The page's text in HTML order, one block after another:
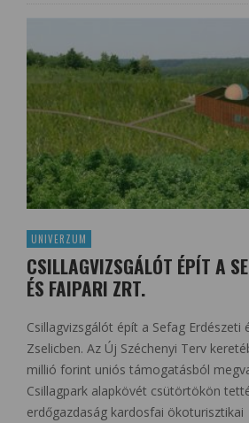
UNIVERZUM
CSILLAGVIZSGÁLÓT ÉPÍT A
ÉS FAIPARI ZRT.
Csillagvizsgálót épít a Sefag Erdészeti
Zselicben. Az Új Széchenyi Terv
millió forint uniós támogatásból
Csillagpark alapkövét csütörtökön
erdőgazdaság kardosfai ökoturisztikai